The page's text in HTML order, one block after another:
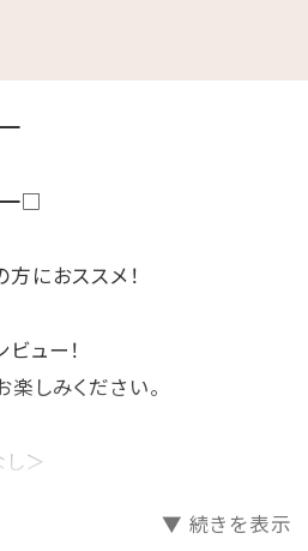
におススメ！
ュー！
しみください。
＞
のお車の移動をホテルスタッフ
▼ 続きを表示